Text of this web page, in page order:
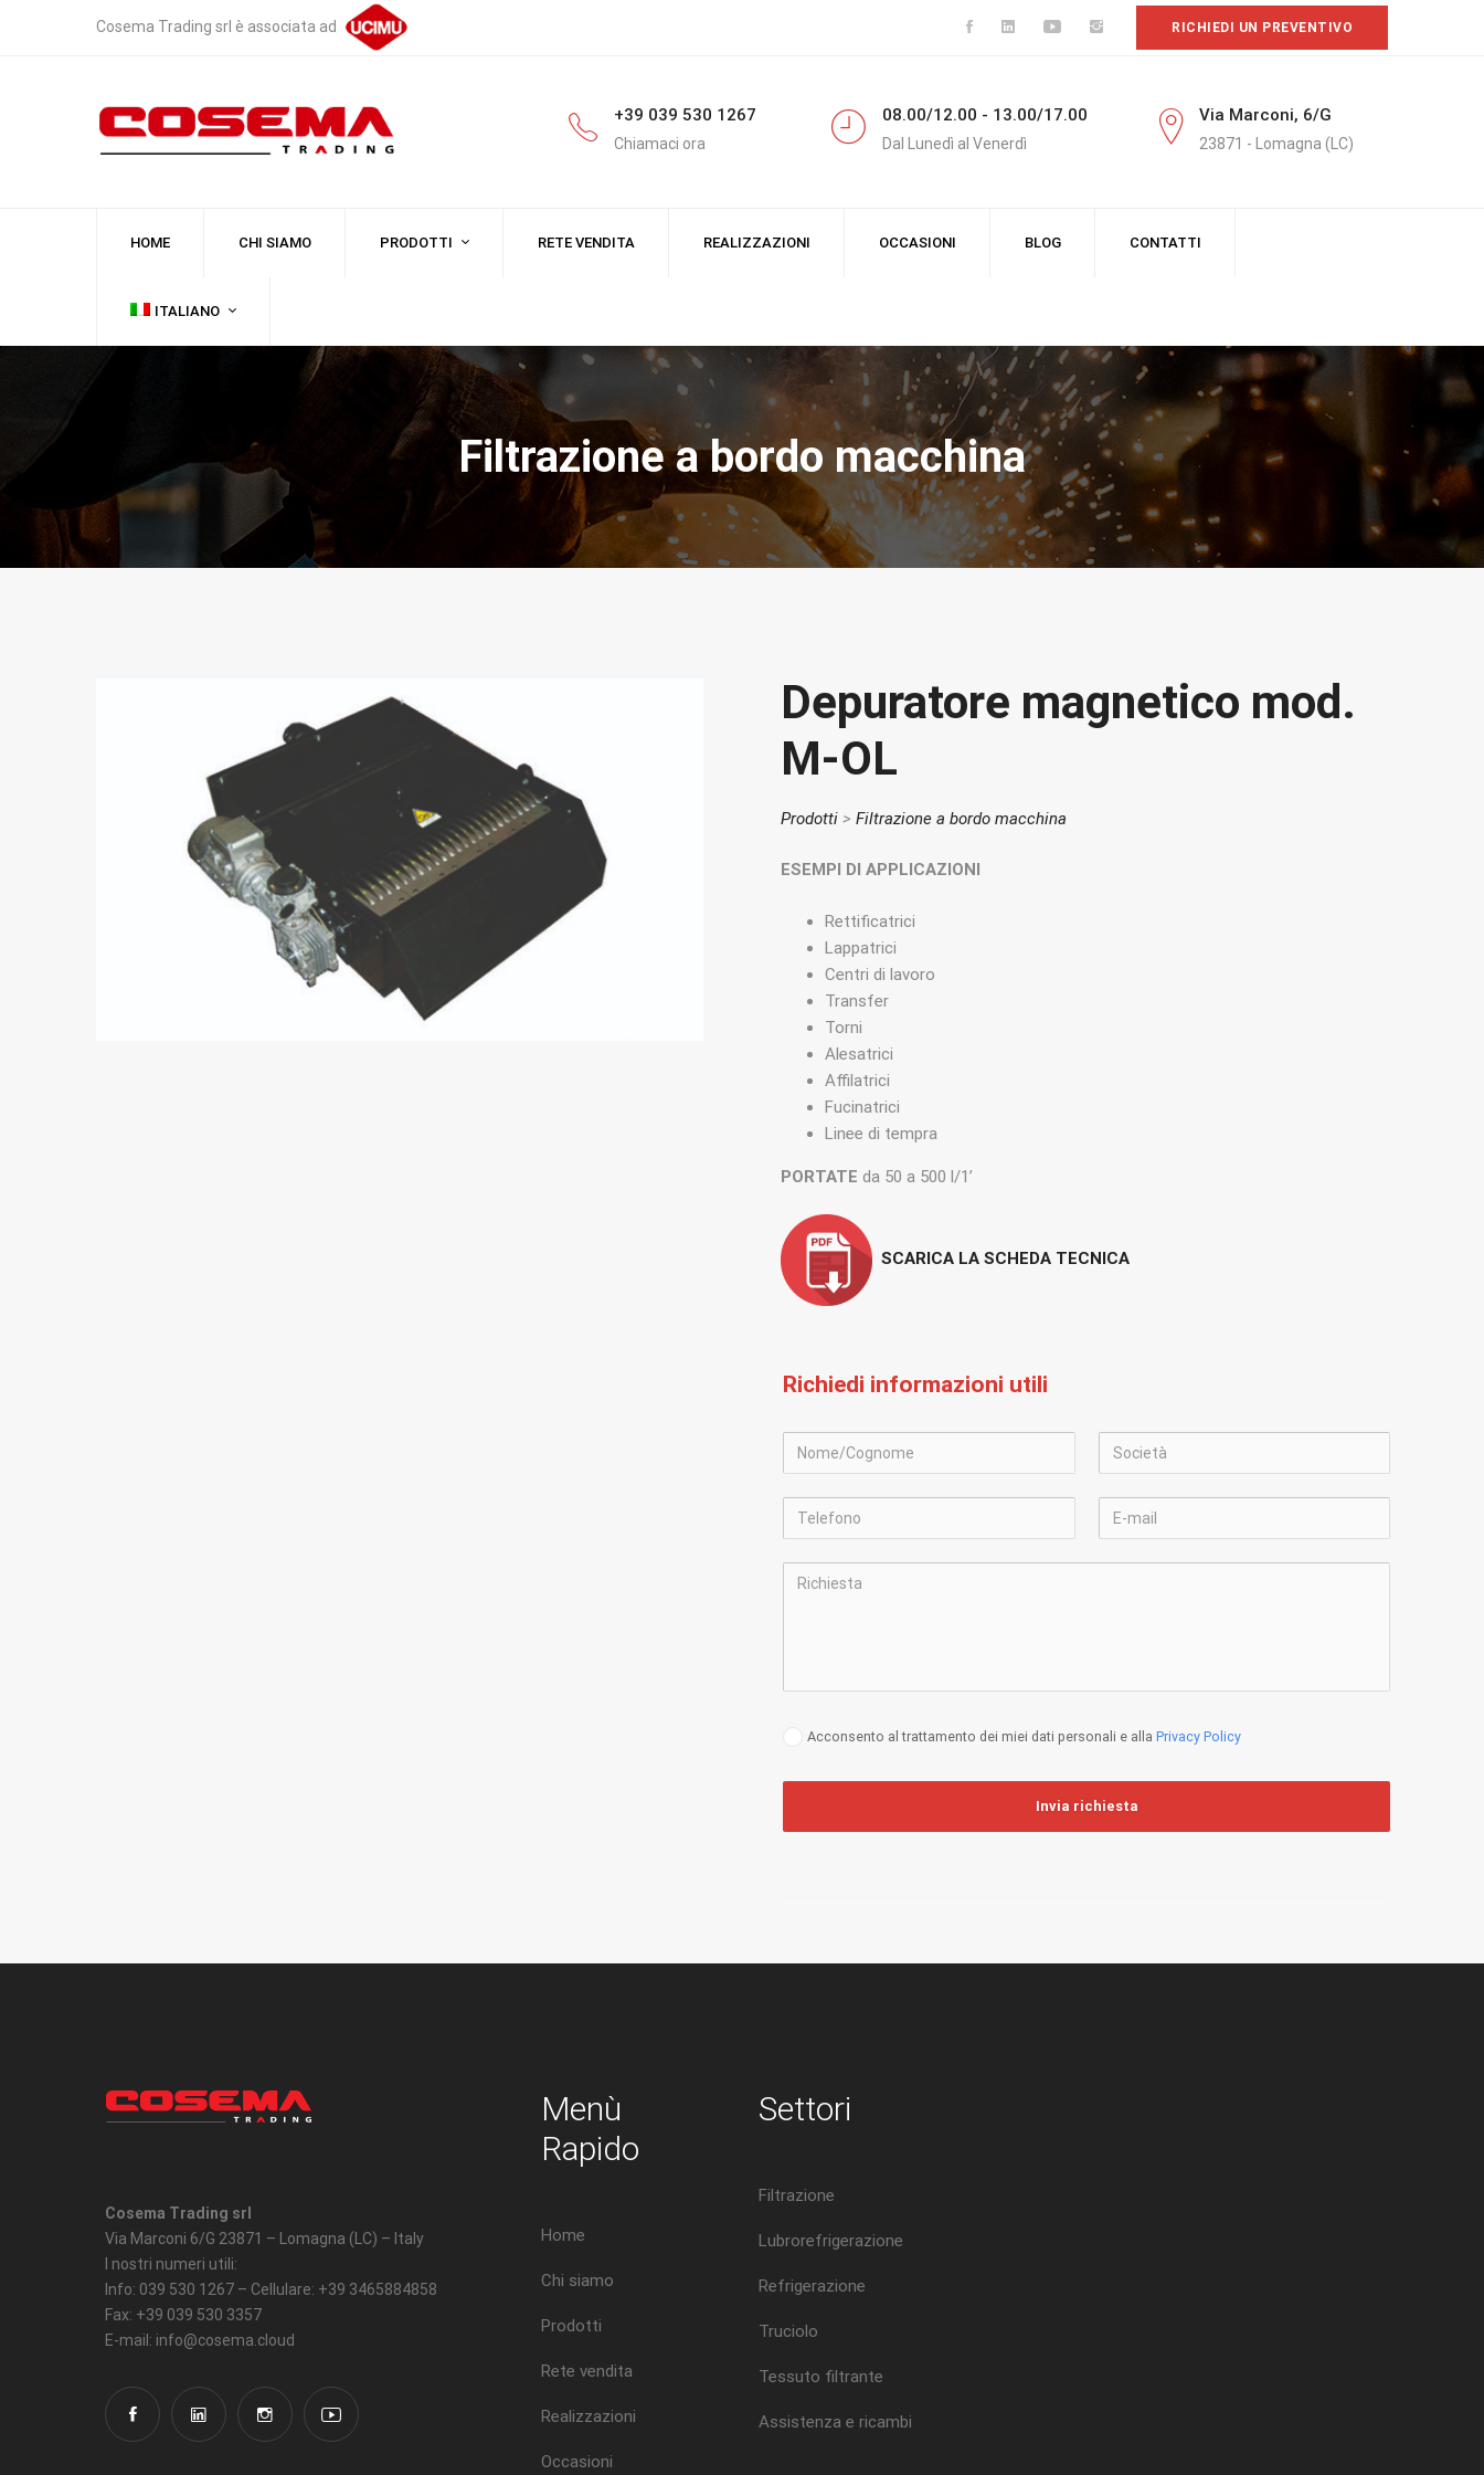
Cosema Trading srl è associata ad RICHIEDI UN PREVENTIVO
+39 039 530 1267
Chiamaci ora
08.00/12.00 - 13.00/17.00
Dal Lunedì al Venerdì
Via Marconi, 6/G
23871 - Lomagna (LC)
HOME CHI SIAMO PRODOTTI RETE VENDITA REALIZZAZIONI OCCASIONI BLOG CONTATTI
ITALIANO
Filtrazione a bordo macchina
Depuratore magnetico mod.
M-OL
Prodotti > Filtrazione a bordo macchina
ESEMPI DI APPLICAZIONI
Rettificatrici
Lappatrici
Centri di lavoro
Transfer
Torni
Alesatrici
Affilatrici
Fucinatrici
Linee di tempra
PORTATE da 50 a 500 l/1’
SCARICA LA SCHEDA TECNICA
Richiedi informazioni utili
Acconsento al trattamento dei miei dati personali e alla Privacy Policy
Invia richiesta
Cosema Trading srl
Via Marconi 6/G 23871 – Lomagna (LC) – Italy
I nostri numeri utili:
Info: 039 530 1267 – Cellulare: +39 3465884858
Fax: +39 039 530 3357
E-mail: info@cosema.cloud
Menù
Rapido
Home
Chi siamo
Prodotti
Rete vendita
Realizzazioni
Occasioni
Settori
Filtrazione
Lubrorefrigerazione
Refrigerazione
Truciolo
Tessuto filtrante
Assistenza e ricambi